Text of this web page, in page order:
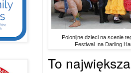
Polonijne dzieci na scenie
Festiwal na Darling
To